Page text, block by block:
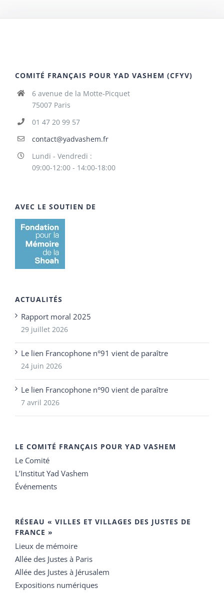
COMITÉ FRANÇAIS POUR YAD VASHEM (CFYV)
6 avenue de la Motte-Picquet
75007 Paris
01 47 20 99 57
contact@yadvashem.fr
Lundi - Vendredi :
09:00-12:00 - 14:00-18:00
AVEC LE SOUTIEN DE
ACTUALITÉS
Rapport moral 2025
29 juillet 2026
Le lien Francophone n°91 vient de paraître
24 juin 2026
Le lien Francophone n°90 vient de paraître
7 avril 2026
LE COMITÉ FRANÇAIS POUR YAD VASHEM
Le Comité
L’Institut Yad Vashem
Événements
RÉSEAU « VILLES ET VILLAGES DES JUSTES DE
FRANCE »
Lieux de mémoire
Allée des Justes à Paris
Allée des Justes à Jérusalem
Expositions numériques